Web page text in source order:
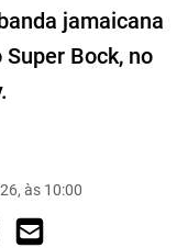
jamaicana
Bock, no
às 10:00